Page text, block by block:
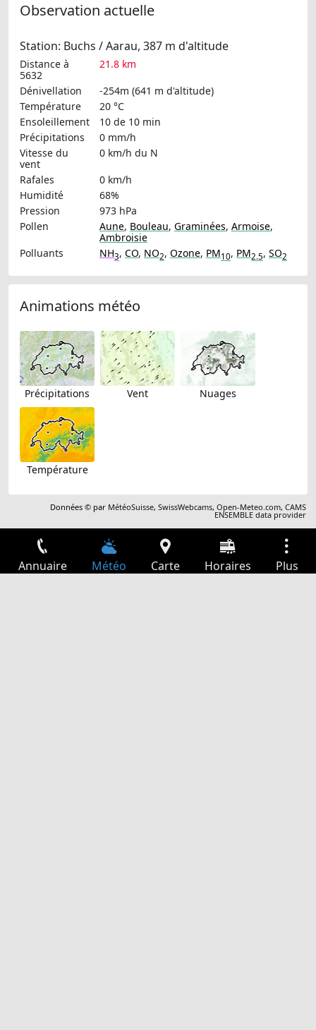
Observation actuelle
Station: Buchs / Aarau, 387 m d'altitude
Distance à
5632
21.8 km
Dénivellation
-254m (641 m d'altitude)
Température
20 °C
Ensoleillement
10 de 10 min
Précipitations
0 mm/h
Vitesse du
vent
0 km/h du N
Rafales
0 km/h
Humidité
68%
Pression
973 hPa
Pollen
Aune, Bouleau, Graminées, Armoise,
Ambroisie
Polluants
NH3, CO, NO2, Ozone, PM10, PM2.5, SO2
Animations météo
Précipitations Vent Nuages
Température
Données © par MétéoSuisse,SwissWebcams,Open-Meteo.com,CAMS
ENSEMBLE data provider
Annuaire Météo Carte Horaires Plus